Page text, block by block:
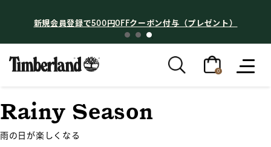
新規会員登録で500円OFFクーポン付与（プレゼント）
0
Rainy Season
雨の日が楽しくなる